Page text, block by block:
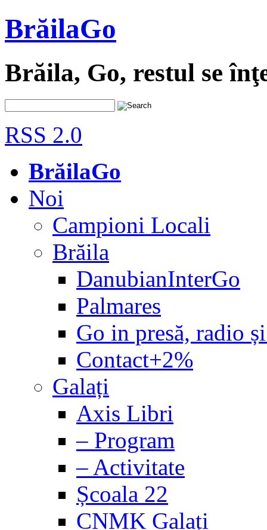
BrăilaGo
Brăila, Go, restul se
RSS 2.0
BrăilaGo
Noi
Campioni Locali
Brăila
DanubianInterGo
Palmares
Go in presă, radio
Contact+2%
Galați
Axis Libri
– Program
– Activitate
Școala 22
CNMK Galați